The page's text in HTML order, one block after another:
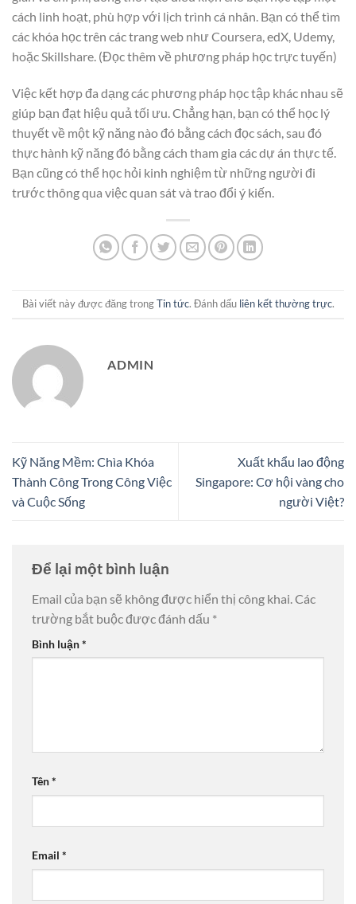
cách linh hoạt, phù hợp với lịch trình cá nhân. Bạn có thể tìm
các khóa học trên các trang web như Coursera, edX, Udemy,
hoặc Skillshare. (Đọc thêm về phương pháp học trực tuyến)
Việc kết hợp đa dạng các phương pháp học tập khác nhau sẽ
giúp bạn đạt hiệu quả tối ưu. Chẳng hạn, bạn có thể học lý
thuyết về một kỹ năng nào đó bằng cách đọc sách, sau đó
thực hành kỹ năng đó bằng cách tham gia các dự án thực tế.
Bạn cũng có thể học hỏi kinh nghiệm từ những người đi
trước thông qua việc quan sát và trao đổi ý kiến.
Bài viết này được đăng trongTin tức. Đánh dấu liên kết thường trực.
ADMIN
Kỹ Năng Mềm: Chìa Khóa
Thành Công Trong Công Việc
và Cuộc Sống
Xuất khẩu lao động
Singapore: Cơ hội vàng cho
người Việt?
Để lại một bình luận
Email của bạn sẽ không được hiển thị công khai. Các
trường bắt buộc được đánh dấu *
Bình luận*
Tên*
Email *